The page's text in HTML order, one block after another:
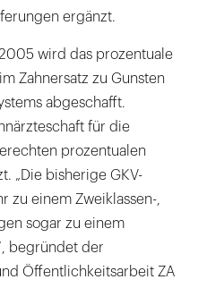
ergänzt.
wird das prozentuale
Zahnersatz zu Gunsten
abgeschafft.
für die
prozentualen
„Die bisherige GKV-
zu einem Zweiklassen-,
sogar zu einem
begründet der
Öffentlichkeitsarbeit ZA